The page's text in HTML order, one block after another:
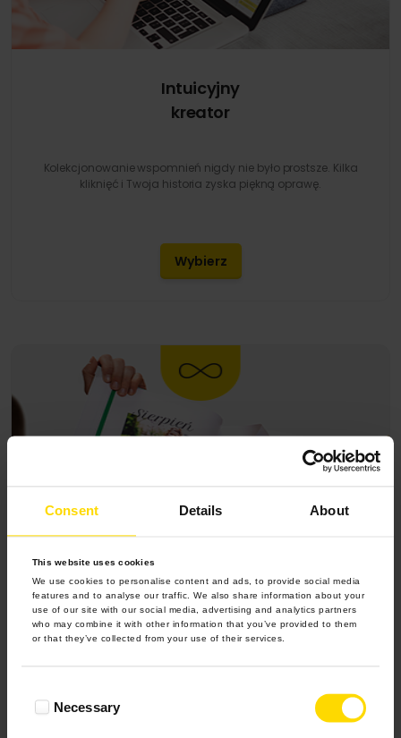
Consent Details About
This website uses cookies
We use cookies to personalise content and ads, to provide social media
features and to analyse our traffic. We also share information about your
use of our site with our social media, advertising and analytics partners
who may combine it with other information that you’ve provided to them
or that they’ve collected from your use of their services.
SelectionNecessary
Intuicyjny
kreator
Kolekcjonowanie wspomnień nigdy nie było prostsze. Kilka
kliknięć i Twoja historia zyska piękną oprawę.
Wybierz
100 lat
trwałości